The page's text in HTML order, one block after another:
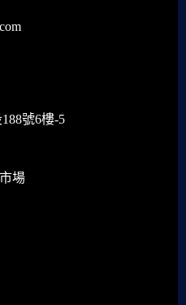
號6樓-5
場